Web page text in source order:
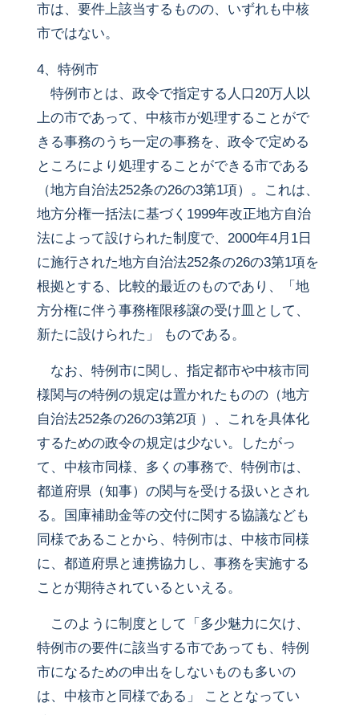
市は、要件上該当するものの、いずれも中核
市ではない。
4、特例市
特例市とは、政令で指定する人口20万人以
上の市であって、中核市が処理することがで
きる事務のうち一定の事務を、政令で定める
ところにより処理することができる市である
（地方自治法252条の26の3第1項）。これは、
地方分権一括法に基づく1999年改正地方自治
法によって設けられた制度で、2000年4月1日
に施行された地方自治法252条の26の3第1項を
根拠とする、比較的最近のものであり、「地
方分権に伴う事務権限移譲の受け皿として、
新たに設けられた」 ものである。
なお、特例市に関し、指定都市や中核市同
様関与の特例の規定は置かれたものの（地方
自治法252条の26の3第2項 ）、これを具体化
するための政令の規定は少ない。したがっ
て、中核市同様、多くの事務で、特例市は、
都道府県（知事）の関与を受ける扱いとされ
る。国庫補助金等の交付に関する協議なども
同様であることから、特例市は、中核市同様
に、都道府県と連携協力し、事務を実施する
ことが期待されているといえる。
このように制度として「多少魅力に欠け、
特例市の要件に該当する市であっても、特例
市になるための申出をしないものも多いの
は、中核市と同様である」 こととなってい